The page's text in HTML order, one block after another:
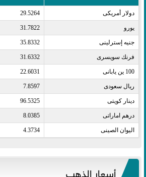
دولار أمريكى​ 29.5264
يورو​ 31.7822
جنيه إسترلينى​ 35.8332
فرنك سويسرى​ 31.6332
100 ين يابانى​ 22.6031
ريال سعودى​ 7.8597
دينار كويتى​ 96.5325
درهم اماراتى​ 8.0385
اليوان الصينى​ 4.3734
أسعار الذهب